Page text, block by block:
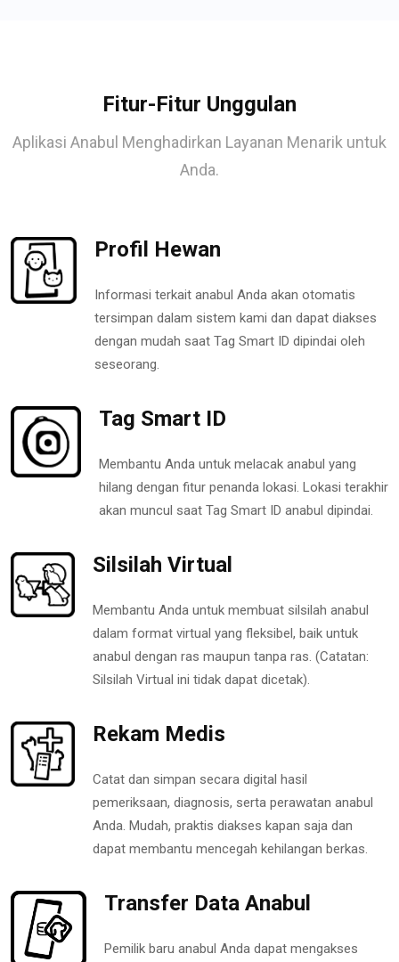
Fitur-Fitur Unggulan
Aplikasi Anabul Menghadirkan Layanan Menarik untuk
Anda.
Profil Hewan
Informasi terkait anabul Anda akan otomatis
tersimpan dalam sistem kami dan dapat diakses
dengan mudah saat Tag Smart ID dipindai oleh
seseorang.
Tag Smart ID
Membantu Anda untuk melacak anabul yang
hilang dengan fitur penanda lokasi. Lokasi terakhir
akan muncul saat Tag Smart ID anabul dipindai.
Silsilah Virtual
Membantu Anda untuk membuat silsilah anabul
dalam format virtual yang fleksibel, baik untuk
anabul dengan ras maupun tanpa ras. (Catatan:
Silsilah Virtual ini tidak dapat dicetak).
Rekam Medis
Catat dan simpan secara digital hasil
pemeriksaan, diagnosis, serta perawatan anabul
Anda. Mudah, praktis diakses kapan saja dan
dapat membantu mencegah kehilangan berkas.
Transfer Data Anabul
Pemilik baru anabul Anda dapat mengakses